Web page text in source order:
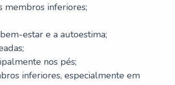
membros inferiores;
estar e a autoestima;
nos pés;
inferiores, especialmente em